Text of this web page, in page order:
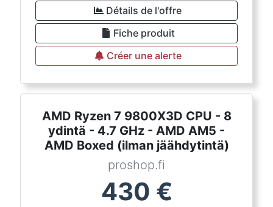
Détails de l'offre
Fiche produit
Créer une alerte
AMD Ryzen 7 9800X3D CPU - 8
ydintä - 4.7 GHz - AMD AM5 -
AMD Boxed (ilman jäähdytintä)
proshop.fi
430 €